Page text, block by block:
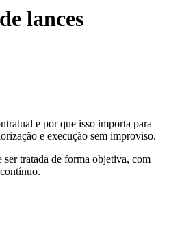
lances
e por que isso importa para
e execução sem improviso.
tratada de forma objetiva, com